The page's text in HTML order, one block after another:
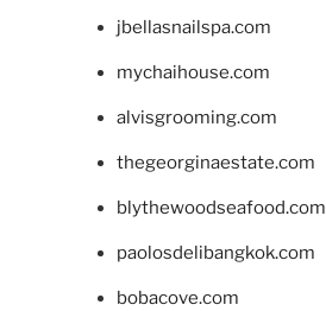
jbellasnailspa.com
mychaihouse.com
alvisgrooming.com
thegeorginaestate.com
blythewoodseafood.com
paolosdelibangkok.com
bobacove.com